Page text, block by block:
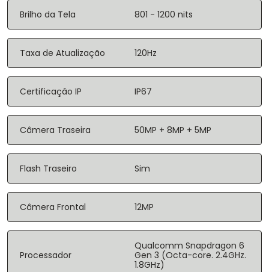
Brilho da Tela 801 - 1200 nits
Taxa de Atualização 120Hz
Certificação IP IP67
Câmera Traseira 50MP + 8MP + 5MP
Flash Traseiro Sim
Câmera Frontal 12MP
Processador
Qualcomm Snapdragon 6
Gen 3 (Octa-core. 2.4GHz.
1.8GHz)